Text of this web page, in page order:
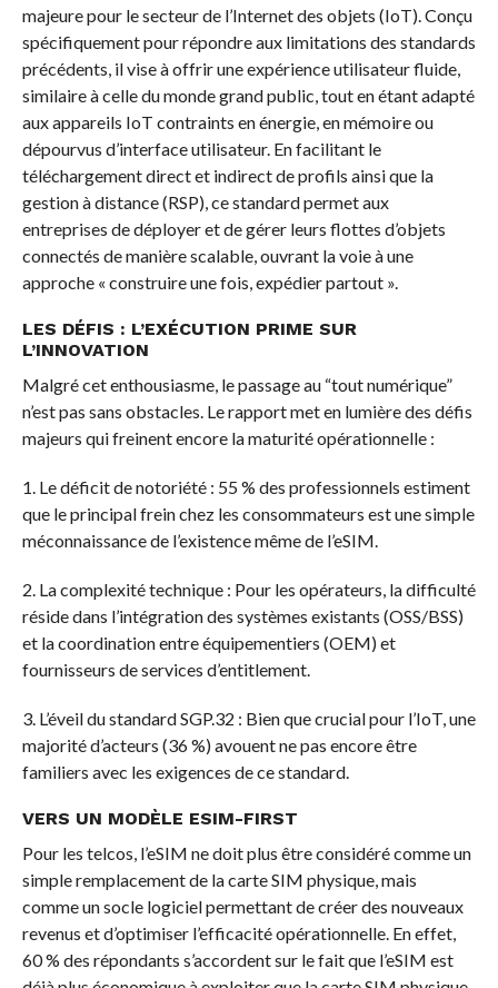
majeure pour le secteur de l’Internet des objets (IoT). Conçu
spécifiquement pour répondre aux limitations des standards
précédents, il vise à offrir une expérience utilisateur fluide,
similaire à celle du monde grand public, tout en étant adapté
aux appareils IoT contraints en énergie, en mémoire ou
dépourvus d’interface utilisateur. En facilitant le
téléchargement direct et indirect de profils ainsi que la
gestion à distance (RSP), ce standard permet aux
entreprises de déployer et de gérer leurs flottes d’objets
connectés de manière scalable, ouvrant la voie à une
approche « construire une fois, expédier partout ».
LES DÉFIS : L’EXÉCUTION PRIME SUR
L’INNOVATION
Malgré cet enthousiasme, le passage au “tout numérique”
n’est pas sans obstacles. Le rapport met en lumière des défis
majeurs qui freinent encore la maturité opérationnelle :
1. Le déficit de notoriété : 55 % des professionnels estiment
que le principal frein chez les consommateurs est une simple
méconnaissance de l’existence même de l’eSIM.
2. La complexité technique : Pour les opérateurs, la difficulté
réside dans l’intégration des systèmes existants (OSS/BSS)
et la coordination entre équipementiers (OEM) et
fournisseurs de services d’entitlement.
3. L’éveil du standard SGP.32 : Bien que crucial pour l’IoT, une
majorité d’acteurs (36 %) avouent ne pas encore être
familiers avec les exigences de ce standard.
VERS UN MODÈLE ESIM-FIRST
Pour les telcos, l’eSIM ne doit plus être considéré comme un
simple remplacement de la carte SIM physique, mais
comme un socle logiciel permettant de créer des nouveaux
revenus et d’optimiser l’efficacité opérationnelle. En effet,
60 % des répondants s’accordent sur le fait que l’eSIM est